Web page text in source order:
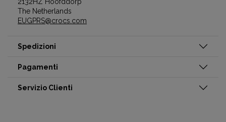
The Netherlands
EUGPRS@crocs.com
Spedizioni
Pagamenti
Servizio Clienti